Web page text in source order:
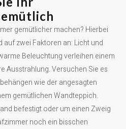
gemütlicher machen? Hierbei
zwei Faktoren an: Licht und
Beleuchtung verleihen einem
Ausstrahlung. Versuchen Sie es
wie der angesagten
gemütlichen Wandteppich.
befestigt oder um einen Zweig
noch ein bisschen